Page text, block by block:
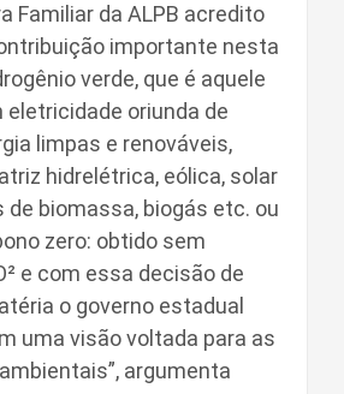
Familiar da ALPB acredito
importante nesta
verde, que é aquele
eletricidade oriunda de
limpas e renováveis,
hidrelétrica, eólica, solar
de biomassa, biogás etc. ou
zero: obtido sem
e com essa decisão de
o governo estadual
uma visão voltada para as
argumenta